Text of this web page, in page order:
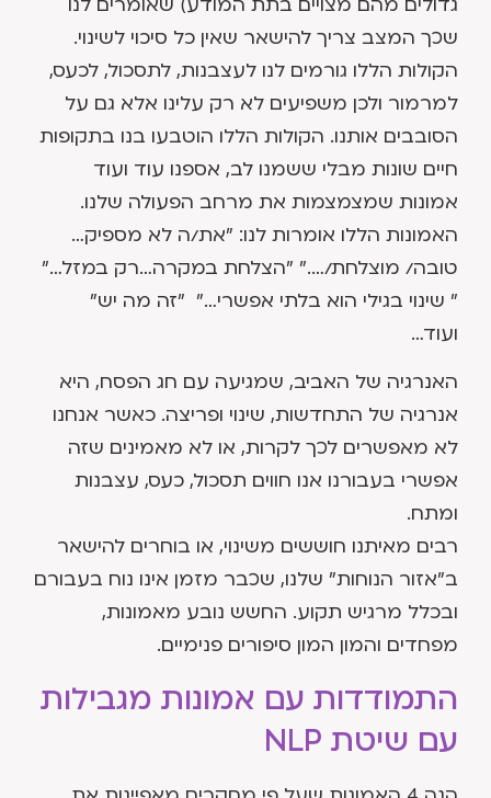
שכך המצב צריך להישאר שאין כל סיכוי לשינוי.
הקולות הללו גורמים לנו לעצבנות, לתסכול, לכעס,
למרמור ולכן משפיעים לא רק עלינו אלא גם על
הסובבים אותנו. הקולות הללו הוטבעו בנו בתקופות
חיים שונות מבלי ששמנו לב, אספנו עוד ועוד
אמונות שמצמצמות את מרחב הפעולה שלנו.
האמונות הללו אומרות לנו: "את/ה לא מספיק…
טובה/ מוצלחת/…." "הצלחת במקרה…רק במזל…"
" שינוי בגילי הוא בלתי אפשרי…" "זה מה יש"
ועוד…
האנרגיה של האביב, שמגיעה עם חג הפסח, היא
אנרגיה של התחדשות, שינוי ופריצה. כאשר אנחנו
לא מאפשרים לכך לקרות, או לא מאמינים שזה
אפשרי בעבורנו אנו חווים תסכול, כעס, עצבנות
ומתח.
רבים מאיתנו חוששים משינוי, או בוחרים להישאר
ב"אזור הנוחות" שלנו, שכבר מזמן אינו נוח בעבורם
ובכלל מרגיש תקוע. החשש נובע מאמונות,
מפחדים והמון המון סיפורים פנימיים.
התמודדות עם אמונות מגבילות
עם שיטת NLP